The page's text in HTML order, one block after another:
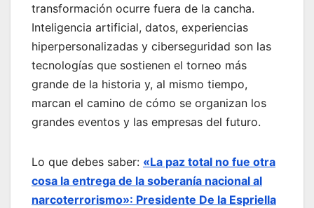
transformación ocurre fuera de la cancha.
Inteligencia artificial, datos, experiencias
hiperpersonalizadas y ciberseguridad son las
tecnologías que sostienen el torneo más
grande de la historia y, al mismo tiempo,
marcan el camino de cómo se organizan los
grandes eventos y las empresas del futuro.
Lo que debes saber: «La paz total no fue otra
cosa la entrega de la soberanía nacional al
narcoterrorismo»: Presidente De la Espriella